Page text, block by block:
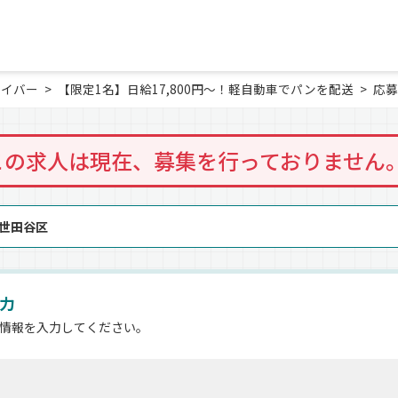
バー 【限定1名】日給17,800円～！軽自動車でパンを配送 応募
の求人は現在、募集を行っておりません。
田谷区
報を入力してください。